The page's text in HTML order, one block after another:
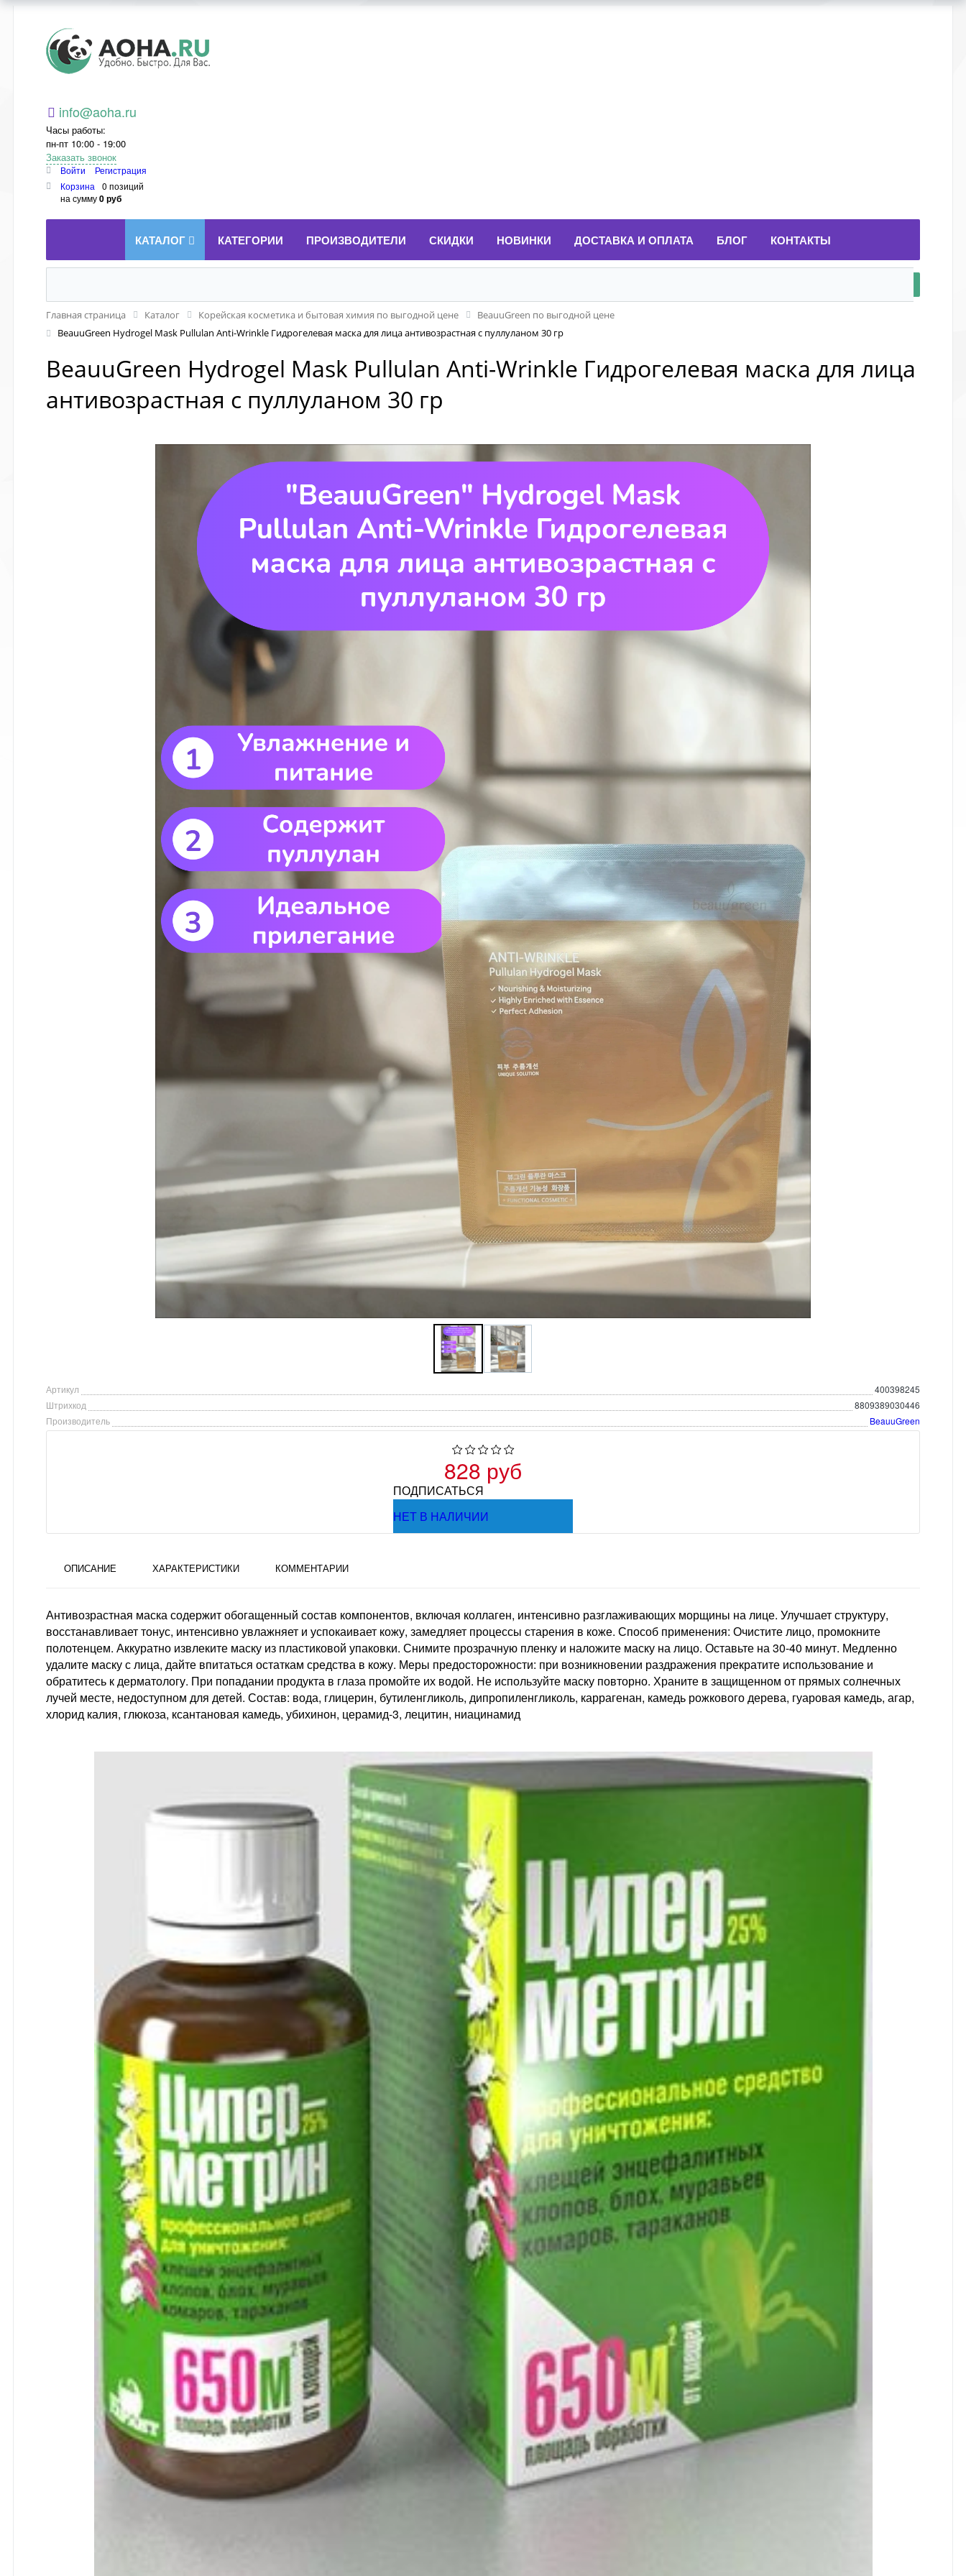
Aoha.ru
info@aoha.ru
Часы работы:
пн-пт 10:00 - 19:00
Заказать звонок
Войти
Регистрация
Корзина
0 позиций
на сумму0 руб
КАТАЛОГ КАТЕГОРИИ ПРОИЗВОДИТЕЛИ СКИДКИ НОВИНКИ ДОСТАВКА И ОПЛАТА БЛОГ КОНТАКТЫ
Главная страница Каталог Корейская косметика и бытовая химия по выгодной цене
BeauuGreen по выгодной цене
BeauuGreen Hydrogel Mask Pullulan Anti-Wrinkle Гидрогелевая маска для лица антивозрастная с пуллуланом 30 гр
BeauuGreen Hydrogel Mask Pullulan Anti-Wrinkle Гидрогелевая маска для лица
антивозрастная с пуллуланом 30 гр
Артикул
400398245
Штрихкод
8809389030446
Производитель
BeauuGreen
828 руб
ПОДПИСАТЬСЯ
НЕТ В НАЛИЧИИ
ОПИСАНИЕ ХАРАКТЕРИСТИКИ КОММЕНТАРИИ
Антивозрастная маска содержит обогащенный состав компонентов, включая коллаген, интенсивно разглаживающих морщины на лице. Улучшает структуру,
восстанавливает тонус, интенсивно увлажняет и успокаивает кожу, замедляет процессы старения в коже. Способ применения: Очистите лицо, промокните
полотенцем. Аккуратно извлеките маску из пластиковой упаковки. Снимите прозрачную пленку и наложите маску на лицо. Оставьте на 30-40 минут. Медленно
удалите маску с лица, дайте впитаться остаткам средства в кожу. Меры предосторожности: при возникновении раздражения прекратите использование и
обратитесь к дерматологу. При попадании продукта в глаза промойте их водой. Не используйте маску повторно. Храните в защищенном от прямых солнечных
лучей месте, недоступном для детей. Состав: вода, глицерин, бутиленгликоль, дипропиленгликоль, каррагенан, камедь рожкового дерева, гуаровая камедь, агар,
хлорид калия, глюкоза, ксантановая камедь, убихинон, церамид-3, лецитин, ниацинамид